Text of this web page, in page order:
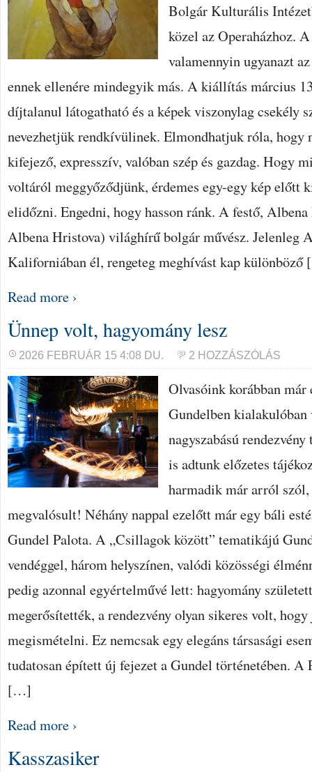
Bolgár Kulturális
közel az Operaházhoz.
valamennyin ugyanazt
ennek ellenére mindegyik más. A kiállítás március
díjtalanul látogatható és a képek viszonylag csekély
nevezhetjük rendkívülinek. Elmondhatjuk róla, hogy
kifejező, expresszív, valóban szép és gazdag. Hogy
voltáról meggyőződjünk, érdemes egy-egy kép előtt
elidőzni. Engedni, hogy hasson ránk. A festő,
Albena Hristova) világhírű bolgár művész. Jelenleg
Kaliforniában él, rengeteg meghívást kap
Read more ›
Ünnep volt, hagyomány lesz
2026 FEBRUÁR 15 4:08 DU. 2 HOZZÁSZÓLÁS
Olvasóink korábban
Gundelben kialakulóban
nagyszabású
is adtunk előzetes
harmadik már arról
megvalósult! Néhány nappal ezelőtt már egy báli
Gundel Palota. A „Csillagok között” tematikájú
vendéggel, három helyszínen, valódi közösségi
pedig azonnal egyértelművé lett: hagyomány
megerősítették, a rendezvény olyan sikeres volt,
megismételni. Ez nemcsak egy elegáns társasági
tudatosan épített új fejezet a Gundel történetében. A
[…]
Read more ›
Kasszasiker